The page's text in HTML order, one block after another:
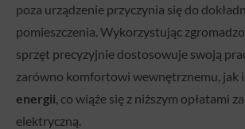
poza urządzenie przyczynia się do
pomieszczenia. Wykorzystując
sprzęt precyzyjnie dostosowuje swoją
zarówno komfortowi wewnętrznemu, jak i
energii, co wiąże się z niższym opłatami
elektryczną.